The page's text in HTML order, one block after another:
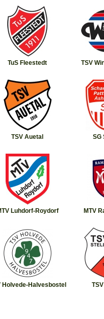
TuS Fleestedt TSV
TSV Auetal SG
Luhdorf-Roydorf MTV
Holvede-Halvesbostel